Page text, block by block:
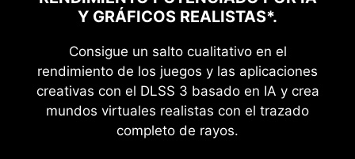
Y GRÁFICOS REALISTAS*.
Consigue un salto cualitativo en el
rendimiento de los juegos y las aplicaciones
creativas con el DLSS 3 basado en IA y crea
mundos virtuales realistas con el trazado
completo de rayos.